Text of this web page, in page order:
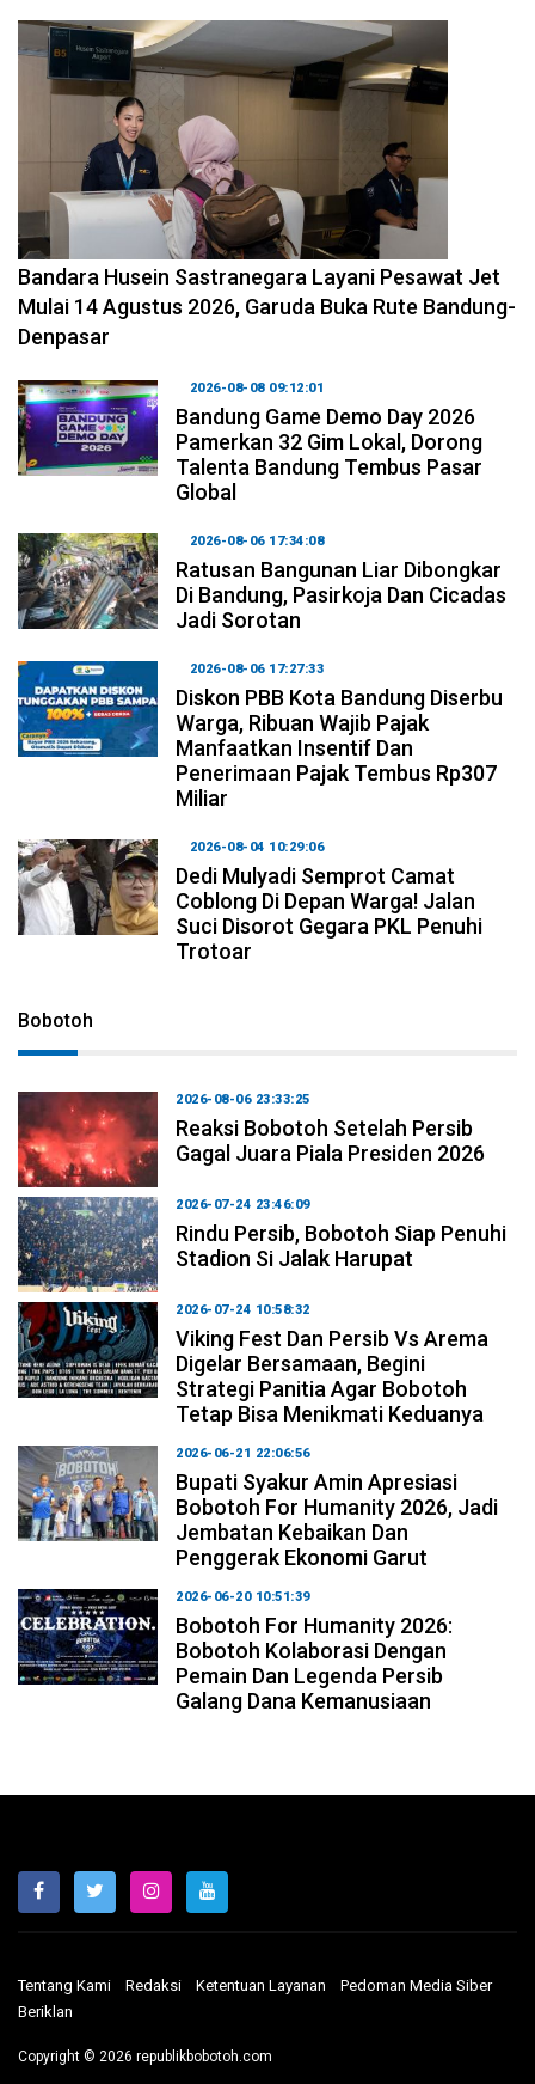
2026-08-08 11:12:29
Bandara Husein Sastranegara Layani Pesawat Jet
Mulai 14 Agustus 2026, Garuda Buka Rute Bandung-
Denpasar
2026-08-08 09:12:01
Bandung Game Demo Day 2026
Pamerkan 32 Gim Lokal, Dorong
Talenta Bandung Tembus Pasar
Global
2026-08-06 17:34:08
Ratusan Bangunan Liar Dibongkar
Di Bandung, Pasirkoja Dan Cicadas
Jadi Sorotan
2026-08-06 17:27:33
Diskon PBB Kota Bandung Diserbu
Warga, Ribuan Wajib Pajak
Manfaatkan Insentif Dan
Penerimaan Pajak Tembus Rp307
Miliar
2026-08-04 10:29:06
Dedi Mulyadi Semprot Camat
Coblong Di Depan Warga! Jalan
Suci Disorot Gegara PKL Penuhi
Trotoar
Bobotoh
2026-08-06 23:33:25
Reaksi Bobotoh Setelah Persib
Gagal Juara Piala Presiden 2026
2026-07-24 23:46:09
Rindu Persib, Bobotoh Siap Penuhi
Stadion Si Jalak Harupat
2026-07-24 10:58:32
Viking Fest Dan Persib Vs Arema
Digelar Bersamaan, Begini
Strategi Panitia Agar Bobotoh
Tetap Bisa Menikmati Keduanya
2026-06-21 22:06:56
Bupati Syakur Amin Apresiasi
Bobotoh For Humanity 2026, Jadi
Jembatan Kebaikan Dan
Penggerak Ekonomi Garut
2026-06-20 10:51:39
Bobotoh For Humanity 2026:
Bobotoh Kolaborasi Dengan
Pemain Dan Legenda Persib
Galang Dana Kemanusiaan
Tentang Kami Redaksi Ketentuan Layanan
Pedoman Media Siber
Beriklan
Copyright © 2026 republikbobotoh.com